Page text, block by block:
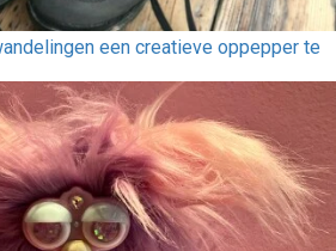
een creatieve oppepper te